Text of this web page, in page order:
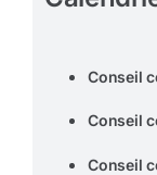
Conseil
Conseil
Conseil